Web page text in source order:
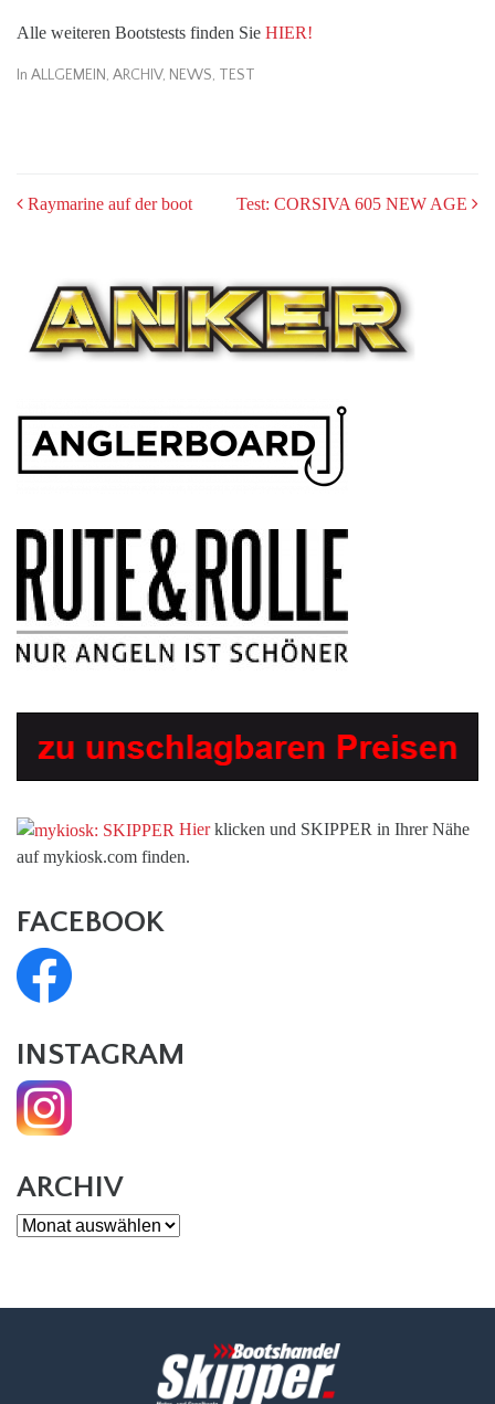
Alle weiteren Bootstests finden Sie HIER!
In ALLGEMEIN, ARCHIV, NEWS, TEST
POST
Raymarine auf der boot Test: CORSIVA 605 NEW AGE
Hierklicken und SKIPPER in Ihrer Nähe
auf mykiosk.com finden.
FACEBOOK
INSTAGRAM
ARCHIV
Archiv